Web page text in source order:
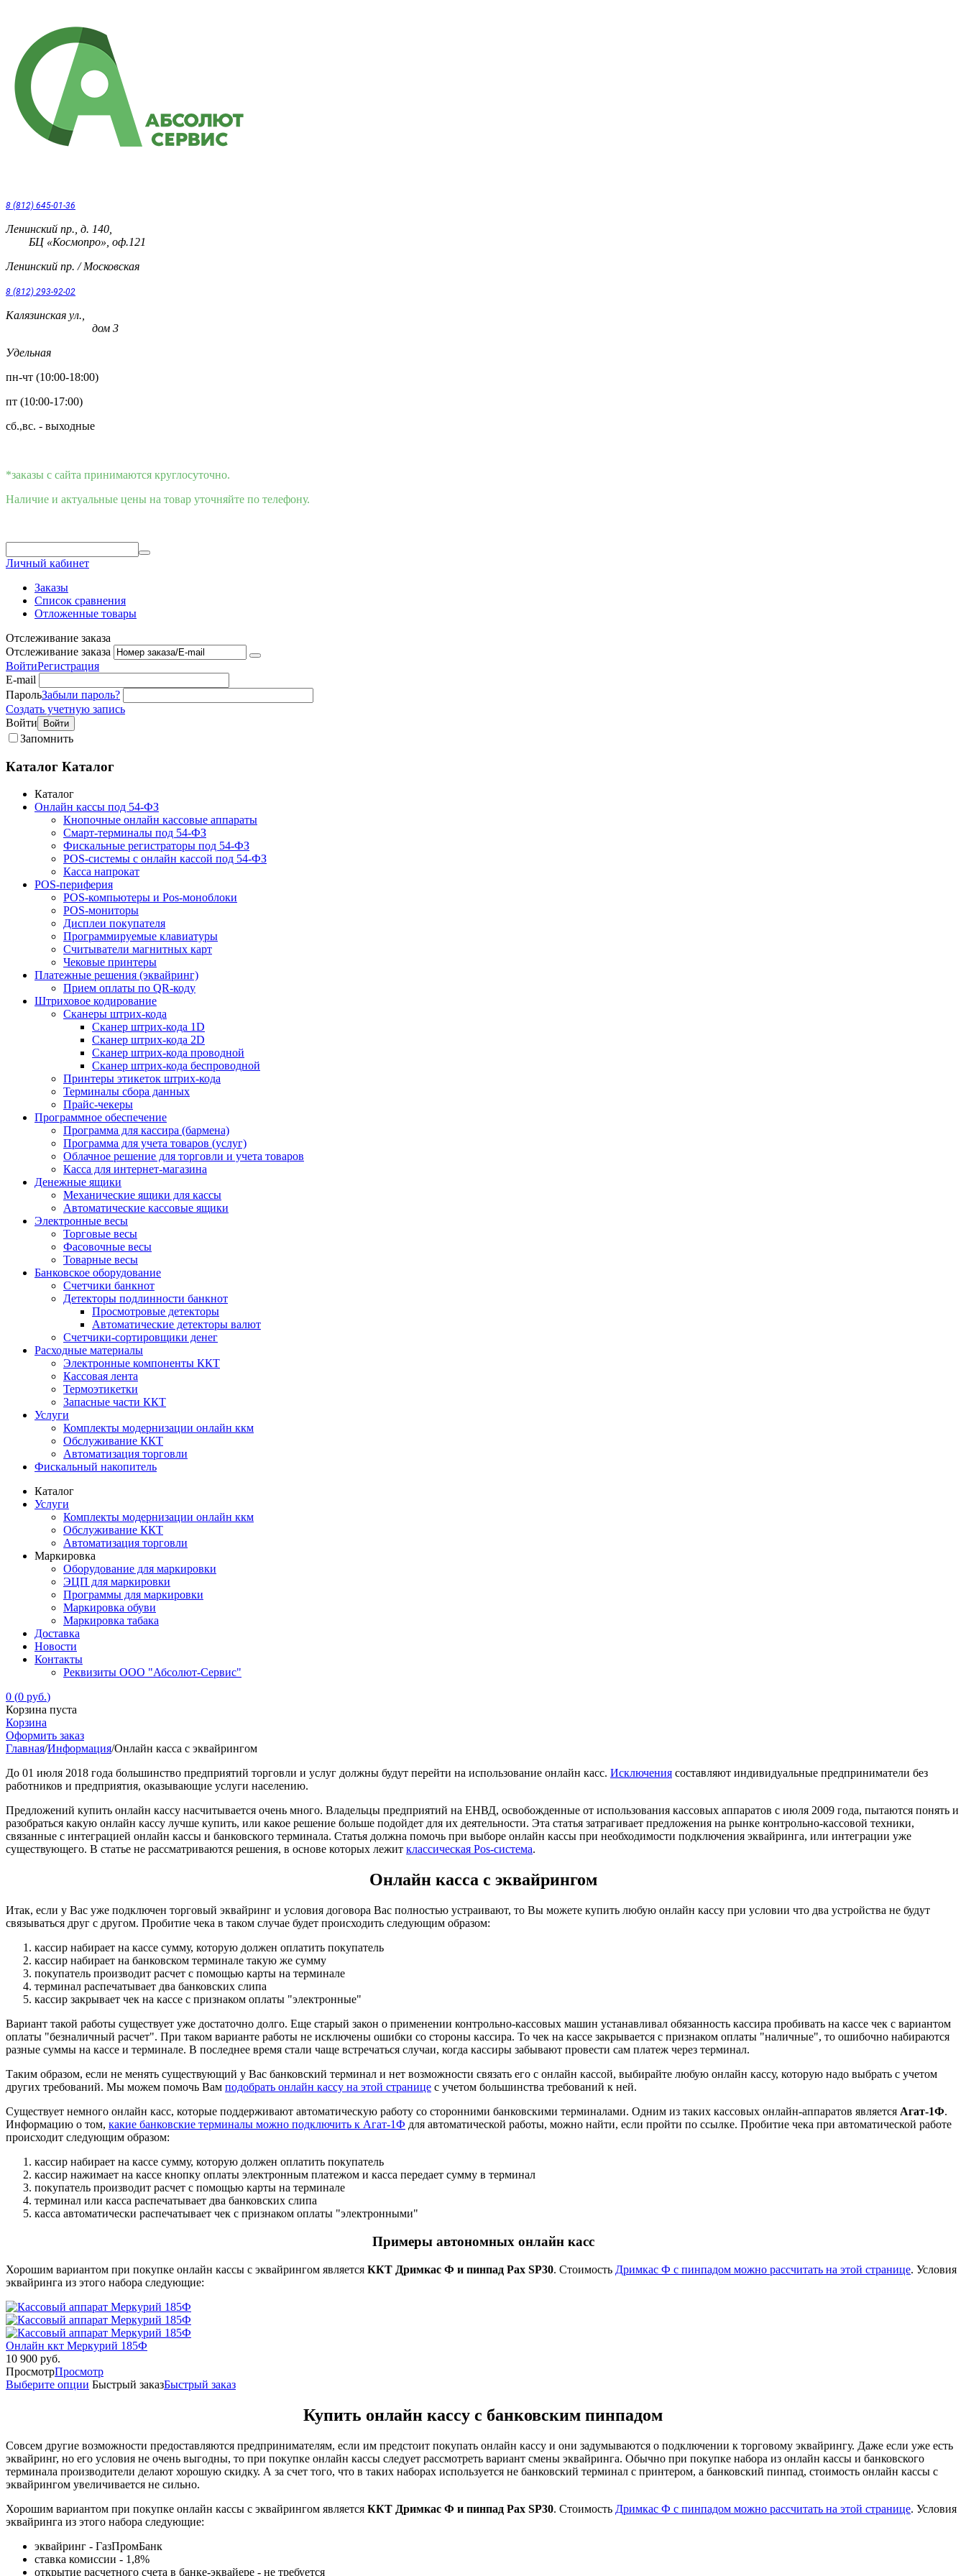
8 (812) 645-01-36
Ленинский пр., д. 140,
БЦ «Космопро», оф.121
Ленинский пр. / Московская
8 (812) 293-92-02
Калязинская ул.,
дом 3
Удельная
пн-чт (10:00-18:00)
пт (10:00-17:00)
сб.,вс. - выходные
*заказы с сайта принимаются круглосуточно.
Наличие и актуальные цены на товар уточняйте по телефону.
Личный кабинет
Заказы
Список сравнения
Отложенные товары
Отслеживание заказа
Отслеживание заказа
ВойтиРегистрация
E-mail
ПарольЗабыли пароль?
Создать учетную запись
Войти
Войти
Запомнить
Каталог Каталог
Каталог
Онлайн кассы под 54-ФЗ
Кнопочные онлайн кассовые аппараты
Смарт-терминалы под 54-ФЗ
Фискальные регистраторы под 54-ФЗ
POS-системы с онлайн кассой под 54-ФЗ
Касса напрокат
POS-периферия
POS-компьютеры и Pos-моноблоки
POS-мониторы
Дисплеи покупателя
Программируемые клавиатуры
Считыватели магнитных карт
Чековые принтеры
Платежные решения (эквайринг)
Прием оплаты по QR-коду
Штриховое кодирование
Сканеры штрих-кода
Сканер штрих-кода 1D
Сканер штрих-кода 2D
Сканер штрих-кода проводной
Сканер штрих-кода беспроводной
Принтеры этикеток штрих-кода
Терминалы сбора данных
Прайс-чекеры
Программное обеспечение
Программа для кассира (бармена)
Программа для учета товаров (услуг)
Облачное решение для торговли и учета товаров
Касса для интернет-магазина
Денежные ящики
Механические ящики для кассы
Автоматические кассовые ящики
Электронные весы
Торговые весы
Фасовочные весы
Товарные весы
Банковское оборудование
Счетчики банкнот
Детекторы подлинности банкнот
Просмотровые детекторы
Автоматические детекторы валют
Счетчики-сортировщики денег
Расходные материалы
Электронные компоненты ККТ
Кассовая лента
Термоэтикетки
Запасные части ККТ
Услуги
Комплекты модернизации онлайн ккм
Обслуживание ККТ
Автоматизация торговли
Фискальный накопитель
Каталог
Услуги
Комплекты модернизации онлайн ккм
Обслуживание ККТ
Автоматизация торговли
Маркировка
Оборудование для маркировки
ЭЦП для маркировки
Программы для маркировки
Маркировка обуви
Маркировка табака
Доставка
Новости
Контакты
Реквизиты ООО "Абсолют-Сервис"
0 (0 руб.)
Корзина пуста
Корзина
Оформить заказ
Главная/Информация/Онлайн касса с эквайрингом
До 01 июля 2018 года большинство предприятий торговли и услуг должны будут перейти на использование онлайн касс. Исключения составляют индивидуальные предприниматели без
работников и предприятия, оказывающие услуги населению.
Предложений купить онлайн кассу насчитывается очень много. Владельцы предприятий на ЕНВД, освобожденные от использования кассовых аппаратов с июля 2009 года, пытаются понять и
разобраться какую онлайн кассу лучше купить, или какое решение больше подойдет для их деятельности. Эта статья затрагивает предложения на рынке контрольно-кассовой техники,
связанные с интеграцией онлайн кассы и банковского терминала. Статья должна помочь при выборе онлайн кассы при необходимости подключения эквайринга, или интеграции уже
существующего. В статье не рассматриваются решения, в основе которых лежит классическая Pos-система.
Онлайн касса с эквайрингом
Итак, если у Вас уже подключен торговый эквайринг и условия договора Вас полностью устраивают, то Вы можете купить любую онлайн кассу при условии что два устройства не будут
связываться друг с другом. Пробитие чека в таком случае будет происходить следующим образом:
кассир набирает на кассе сумму, которую должен оплатить покупатель
кассир набирает на банковском терминале такую же сумму
покупатель производит расчет с помощью карты на терминале
терминал распечатывает два банковских слипа
кассир закрывает чек на кассе с признаком оплаты "электронные"
Вариант такой работы существует уже достаточно долго. Еще старый закон о применении контрольно-кассовых машин устанавливал обязанность кассира пробивать на кассе чек с вариантом
оплаты "безналичный расчет". При таком варианте работы не исключены ошибки со стороны кассира. То чек на кассе закрывается с признаком оплаты "наличные", то ошибочно набираются
разные суммы на кассе и терминале. В последнее время стали чаще встречаться случаи, когда кассиры забывают провести сам платеж через терминал.
Таким образом, если не менять существующий у Вас банковский терминал и нет возможности связать его с онлайн кассой, выбирайте любую онлайн кассу, которую надо выбрать с учетом
других требований. Мы можем помочь Вам подобрать онлайн кассу на этой странице с учетом большинства требований к ней.
Существует немного онлайн касс, которые поддерживают автоматическую работу со сторонними банковскими терминалами. Одним из таких кассовых онлайн-аппаратов является Агат-1Ф.
Информацию о том, какие банковские терминалы можно подключить к Агат-1Ф для автоматической работы, можно найти, если пройти по ссылке. Пробитие чека при автоматической работе
происходит следующим образом:
кассир набирает на кассе сумму, которую должен оплатить покупатель
кассир нажимает на кассе кнопку оплаты электронным платежом и касса передает сумму в терминал
покупатель производит расчет с помощью карты на терминале
терминал или касса распечатывает два банковских слипа
касса автоматически распечатывает чек с признаком оплаты "электронными"
Примеры автономных онлайн касс
Хорошим вариантом при покупке онлайн кассы с эквайрингом является ККТ Дримкас Ф и пинпад Pax SP30. Стоимость Дримкас Ф с пинпадом можно рассчитать на этой странице. Условия
эквайринга из этого набора следующие:
Онлайн ккт Меркурий 185Ф
10 900 руб.
ПросмотрПросмотр
Выберите опции Быстрый заказБыстрый заказ
Купить онлайн кассу с банковским пинпадом
Совсем другие возможности предоставляются предпринимателям, если им предстоит покупать онлайн кассу и они задумываются о подключении к торговому эквайрингу. Даже если уже есть
эквайринг, но его условия не очень выгодны, то при покупке онлайн кассы следует рассмотреть вариант смены эквайринга. Обычно при покупке набора из онлайн кассы и банковского
терминала производители делают хорошую скидку. А за счет того, что в таких наборах используется не банковский терминал с принтером, а банковский пинпад, стоимость онлайн кассы с
эквайрингом увеличивается не сильно.
Хорошим вариантом при покупке онлайн кассы с эквайрингом является ККТ Дримкас Ф и пинпад Pax SP30. Стоимость Дримкас Ф с пинпадом можно рассчитать на этой странице. Условия
эквайринга из этого набора следующие:
эквайринг - ГазПромБанк
ставка комиссии - 1,8%
открытие расчетного счета в банке-эквайере - не требуется